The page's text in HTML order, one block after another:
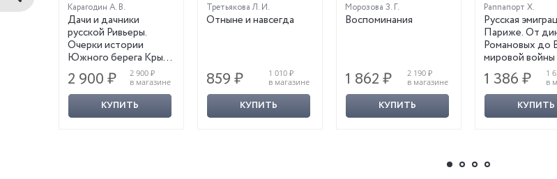
Карагодин А. В.
Дачи и дачники
русской Ривьеры.
Очерки истории
Южного берега Крыма
и Севастополя начала
XX века
2 900 ₽
2 900 ₽
в магазине
КУПИТЬ
Третьякова Л. И.
Отныне и навсегда
859 ₽
1 010 ₽
в магазине
КУПИТЬ
Морозова З. Г.
Воспоминания
1 862 ₽
2 190 ₽
в магазине
КУПИТЬ
Раппапорт Х.
Русская
Париже. От
Романовых до
мировой войны
1 386 ₽
1
в
КУПИТЬ